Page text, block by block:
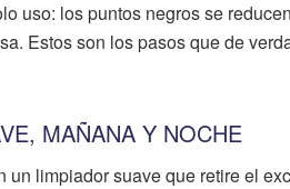
uso: los puntos negros se
Estos son los pasos que de
MAÑANA Y NOCHE
un limpiador suave que retire el